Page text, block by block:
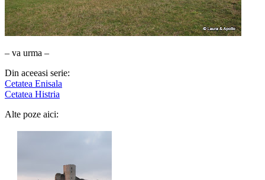
– va urma –
Din aceeasi serie:
Cetatea Enisala
Cetatea Histria
Alte poze aici: